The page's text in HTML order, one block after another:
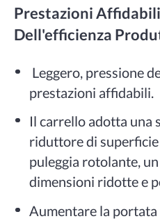
Prestazioni
Dell'efficienza
Leggero, pressione
prestazioni affidabili.
Il carrello adotta una
riduttore di
puleggia rotolante,
dimensioni ridotte e
Aumentare la